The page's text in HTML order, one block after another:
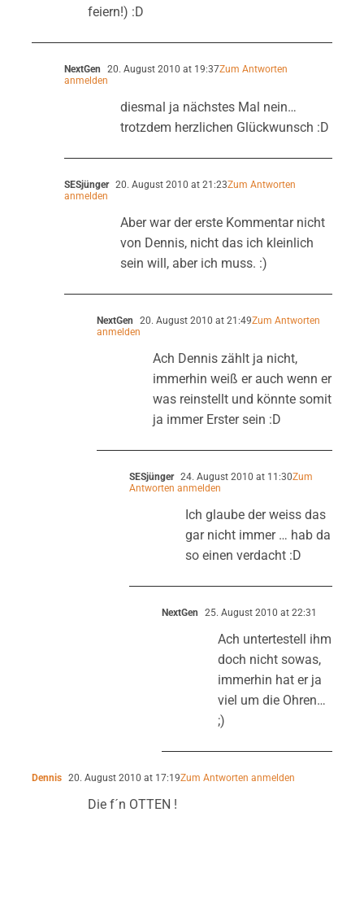
feiern!) :D
NextGen 20. August 2010 at 19:37Zum Antworten
anmelden
diesmal ja nächstes Mal nein…
trotzdem herzlichen Glückwunsch :D
SESjünger 20. August 2010 at 21:23Zum Antworten
anmelden
Aber war der erste Kommentar nicht
von Dennis, nicht das ich kleinlich
sein will, aber ich muss. :)
NextGen 20. August 2010 at 21:49Zum Antworten
anmelden
Ach Dennis zählt ja nicht,
immerhin weiß er auch wenn er
was reinstellt und könnte somit
ja immer Erster sein :D
SESjünger 24. August 2010 at 11:30Zum
Antworten anmelden
Ich glaube der weiss das
gar nicht immer … hab da
so einen verdacht :D
NextGen 25. August 2010 at 22:31
Ach untertestell ihm
doch nicht sowas,
immerhin hat er ja
viel um die Ohren…
;)
Dennis 20. August 2010 at 17:19Zum Antworten anmelden
Die f´n OTTEN !